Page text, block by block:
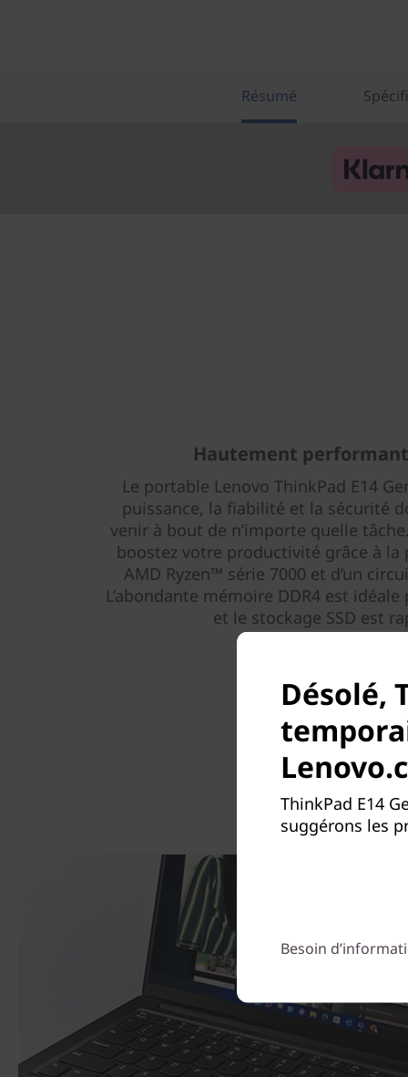
Résumé
Hautement
Le portable Lenovo ThinkPad E14
puissance, la fiabilité et la sécurité
venir à bout de n’importe quelle
boostez votre productivité grâce à la
AMD Ryzen™ série 7000 et d’un
L’abondante mémoire DDR4 est
et le stockage SSD est
Désolé,
ThinkPad E14
suggérons les
Besoin